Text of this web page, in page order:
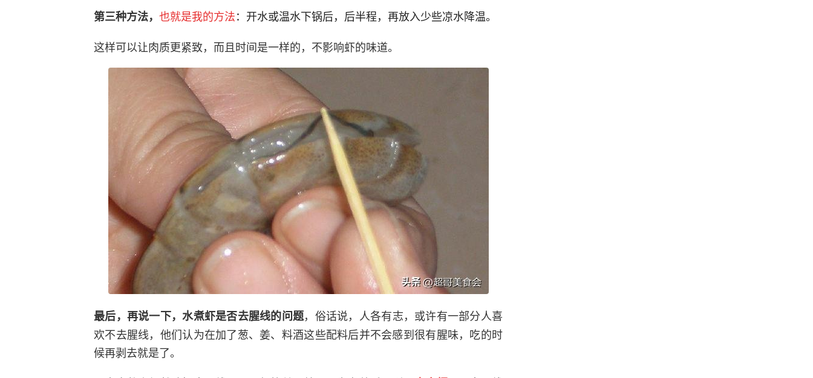
第三种方法， 也就是我的方法：开水或温水下锅后，后半程，再放入少些凉水降温。
这样可以让肉质更紧致，而且时间是一样的，不影响虾的味道。
最后，再说一下，水煮虾是否去腥线的问题，俗话说，人各有志，或许有一部分人喜
欢不去腥线，他们认为在加了葱、姜、料酒这些配料后并不会感到很有腥味，吃的时
候再剥去就是了。